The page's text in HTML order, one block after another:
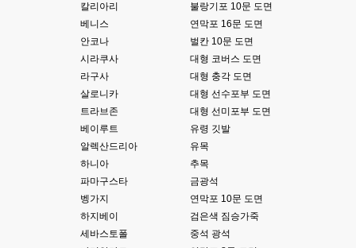
칼리아리
불랑기포 10문 도면
베니스
연막포 16문 도면
안코나
벌칸 10문 도면
시라쿠사
대형 코버스 도면
라구사
대형 충각 도면
살로니카
대형 선수포부 도면
트라브존
대형 선미포부 도면
베이루트
유령 깃발
알렉산드리아
유목
하니아
추목
파마구스타
금광석
벵가지
연막포 10문 도면
하지베이
검은색 짐승가죽
세바스토폴
중석 광석
채팅치믄 바로 반영 정상 ㅋ
접속자는 ip당 1명인가 보네요. 다른 브로우저로 접속해도 3명인거보면